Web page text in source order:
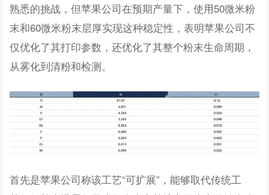
熟悉的挑战，但苹果公司在预期产量下，使用50微米粉
末和60微米粉末层厚实现这种稳定性，表明苹果公司不
仅优化了其打印参数，还优化了其整个粉末生命周期，
从雾化到清粉和检测。
首先是苹果公司称该工艺“可扩展”，能够取代传统工